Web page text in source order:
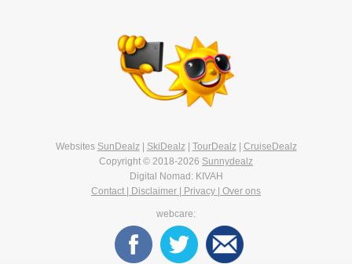
Websites SunDealz| SkiDealz| TourDealz| CruiseDealz
Copyright © 2018-2026 Sunnydealz
Digital Nomad: KIVAH
Contact | Disclaimer | Privacy | Over ons
webcare: